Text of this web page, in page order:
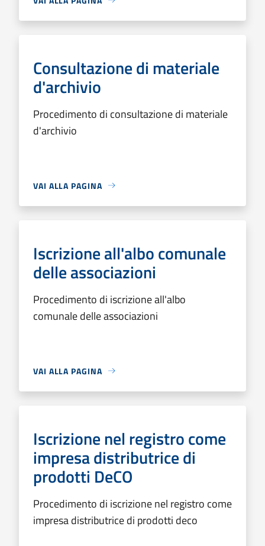
Consultazione di materiale
d'archivio
Procedimento di consultazione di materiale
d'archivio
VAI ALLA PAGINA
Iscrizione all'albo comunale
delle associazioni
Procedimento di iscrizione all'albo
comunale delle associazioni
VAI ALLA PAGINA
Iscrizione nel registro come
impresa distributrice di
prodotti DeCO
Procedimento di iscrizione nel registro come
impresa distributrice di prodotti deco